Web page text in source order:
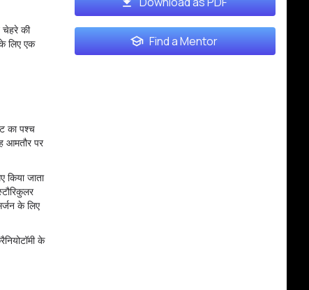
की
लिए एक
का पश्च
आमतौर पर
किया जाता
के लिए
के
Find a Mentor